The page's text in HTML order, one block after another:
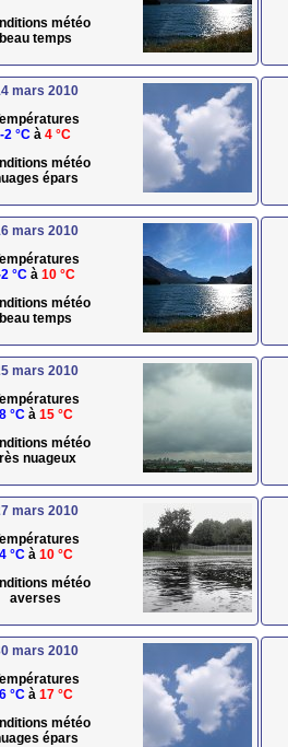
météo
beau temps
mars 2010
-2 °C à 4 °C
météo
épars
mars 2010
°Cà 10 °C
météo
beau temps
mars 2010
8 °Cà 15 °C
météo
nuageux
mars 2010
4 °Cà 10 °C
météo
averses
mars 2010
6 °Cà 17 °C
météo
épars